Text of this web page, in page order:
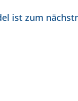
ist zum